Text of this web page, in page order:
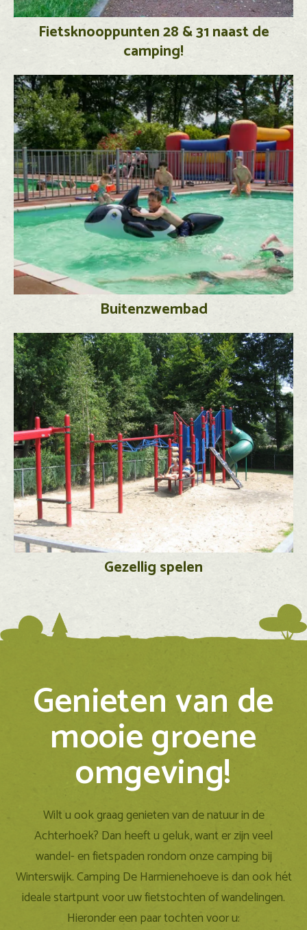
Fietsknooppunten 28 & 31 naast de
camping!
Buitenzwembad
Gezellig spelen
Genieten van de
mooie groene
omgeving!
Wilt u ook graag genieten van de natuur in de
Achterhoek? Dan heeft u geluk, want er zijn veel
wandel- en fietspaden rondom onze camping bij
Winterswijk. Camping De Harmienehoeve is dan ook hét
ideale startpunt voor uw fietstochten of wandelingen.
Hieronder een paar tochten voor u: